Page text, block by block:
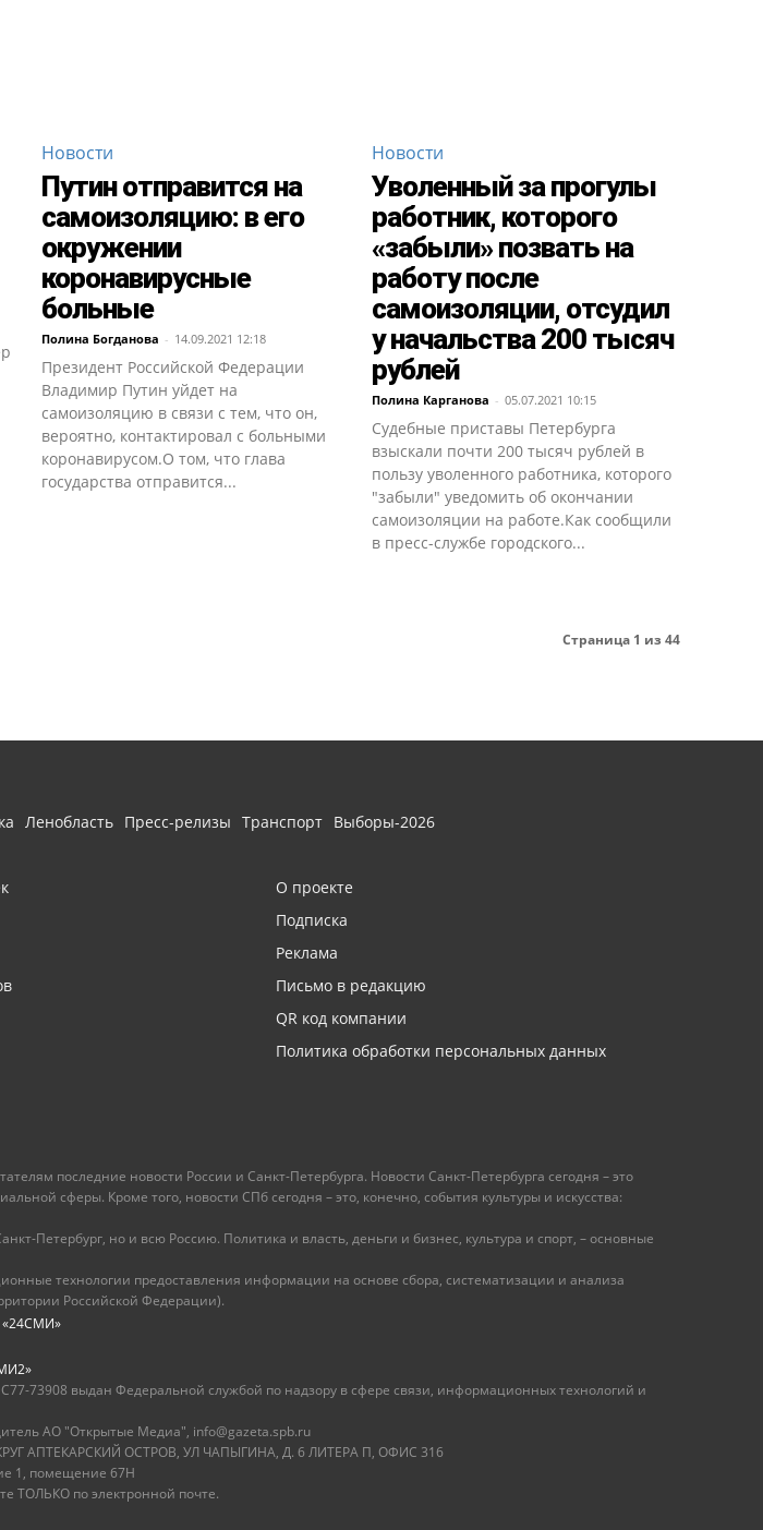
Новости
Путин отправится на
самоизоляцию: в его
окружении
коронавирусные
больные
Полина Богданова - 14.09.2021 12:18
Президент Российской Федерации
Владимир Путин уйдет на
самоизоляцию в связи с тем, что он,
вероятно, контактировал с больными
коронавирусом.О том, что глава
государства отправится...
Новости
Уволенный за прогулы
работник, которого
«забыли» позвать на
работу после
самоизоляции, отсудил
у начальства 200 тысяч
рублей
Полина Карганова - 05.07.2021 10:15
Судебные приставы Петербурга
взыскали почти 200 тысяч рублей в
пользу уволенного работника, которого
"забыли" уведомить об окончании
самоизоляции на работе.Как сообщили
в пресс-службе городского...
Страница 1 из 44
Ленобласть Пресс-релизы Транспорт Выборы-2026
О проекте
Подписка
Реклама
Письмо в редакцию
QR код компании
Политика обработки персональных данных
последние новости России и Санкт-Петербурга. Новости Санкт-Петербурга сегодня – это
сферы. Кроме того, новости СПб сегодня – это, конечно, события культуры и искусства:
Петербург, но и всю Россию. Политика и власть, деньги и бизнес, культура и спорт, – основные
технологии предоставления информации на основе сбора, систематизации и анализа
Российской Федерации).
«24СМИ»
73908 выдан Федеральной службой по надзору в сфере связи, информационных технологий и
АО "Открытые Медиа", info@gazeta.spb.ru
АПТЕКАРСКИЙ ОСТРОВ, УЛ ЧАПЫГИНА, Д. 6 ЛИТЕРА П, ОФИС 316
1, помещение 67Н
ТОЛЬКО по электронной почте.